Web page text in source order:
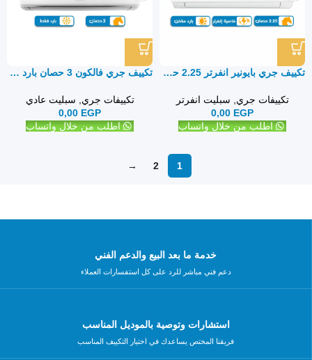
تكييف جري بايونير انفرتر 2.25 حصان بارد ساخن – سبليت
تكييفات جري
سبليت انفرتر
0,00 EGP
اطلب من خلال واتساب
تكييف جري فالكون 3 حصان بارد فقط – سبليت
تكييفات جري
سبليت عادي
0,00 EGP
اطلب من خلال واتساب
1
2
→
خدمة ما بعد البيع والدعم الفني
دعم فني مباشر للرد على كل استفسارات العملاء
استشارات وتوصية بالموديل المناسب
فريقنا المختص يساعدك في اختيار التكييف المناسب